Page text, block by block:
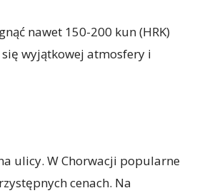
nawet 150-200 kun (HRK)
wyjątkowej atmosfery i
ulicy. W Chorwacji popularne
cenach. Na